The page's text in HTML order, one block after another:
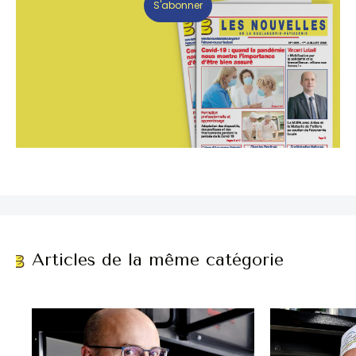
S'abonner
Articles de la même catégorie